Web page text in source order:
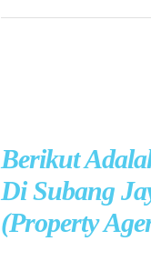
Berikut
Di Subang
(Property